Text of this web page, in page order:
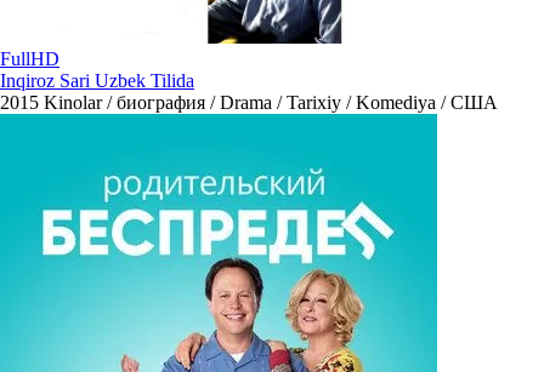
FullHD
Inqiroz Sari Uzbek Tilida
2015 Kinolar / биография / Drama / Tarixiy / Komediya / США